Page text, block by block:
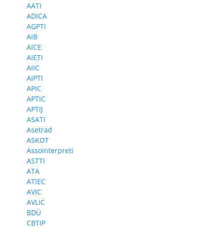
AATI
ADICA
AGPTI
AIB
AICE
AIETI
AIIC
AIPTI
APIC
APTIC
APTIJ
ASATI
Asetrad
ASKOT
Assointerpreti
ASTTI
ATA
ATIEC
AVIC
AVLIC
BDÜ
CBTIP